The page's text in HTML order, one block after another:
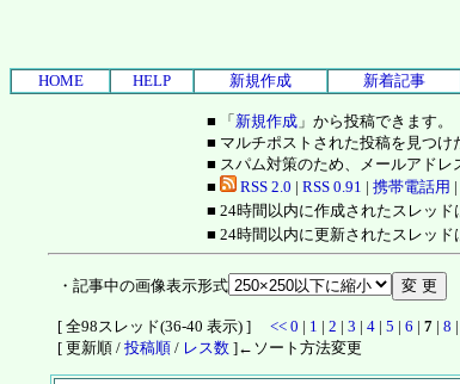
HOME HELP 新規作成 新着記事
■ 「新規作成」から投稿できます。
■ マルチポストされた投稿を見つけ
■ スパム対策のため、メールアドレ
■
RSS 2.0 | RSS 0.91 | 携帯電話用 |
■ 24時間以内に作成されたスレッド
■ 24時間以内に更新されたスレッド
・記事中の画像表示形式
[ 全98スレッド(36-40 表示) ] << 0 | 1 | 2 | 3 | 4 | 5 | 6 | 7 | 8 |
[ 更新順 / 投稿順 / レス数 ]←ソート方法変更